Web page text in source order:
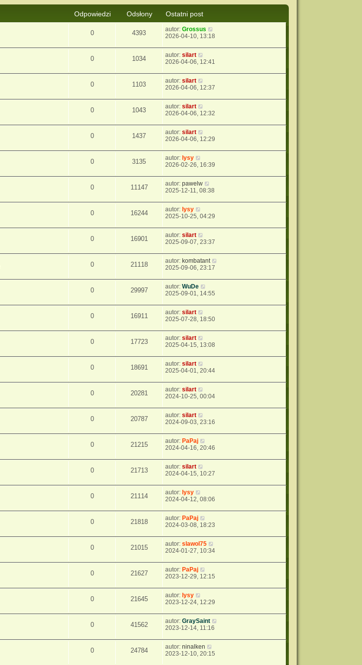
Odpowiedzi Odsłony
Ostatni post
0 4393 autor:Grossus
2026-04-10, 13:18
0 1034 autor:silart
2026-04-06, 12:41
0 1103 autor:silart
2026-04-06, 12:37
0 1043 autor:silart
2026-04-06, 12:32
0 1437 autor:silart
2026-04-06, 12:29
0 3135 autor: lysy
2026-02-26, 16:39
0 11147 autor:pawelw
2025-12-11, 08:38
0 16244 autor: lysy
2025-10-25, 04:29
0 16901 autor:silart
2025-09-07, 23:37
0 21118 autor: kombatant
2025-09-06, 23:17
0 29997 autor:WuDe
2025-09-01, 14:55
0 16911 autor:silart
2025-07-28, 18:50
0 17723 autor:silart
2025-04-15, 13:08
0 18691 autor:silart
2025-04-01, 20:44
0 20281 autor:silart
2024-10-25, 00:04
0 20787 autor:silart
2024-09-03, 23:16
0 21215 autor: PaPaj
2024-04-16, 20:46
0 21713 autor:silart
2024-04-15, 10:27
0 21114 autor: lysy
2024-04-12, 08:06
0 21818 autor: PaPaj
2024-03-08, 18:23
0 21015 autor:slawol75
2024-01-27, 10:34
0 21627 autor: PaPaj
2023-12-29, 12:15
0 21645 autor: lysy
2023-12-24, 12:29
0 41562 autor:GraySaint
2023-12-14, 11:16
0 24784 autor:ninalken
2023-12-10, 20:15